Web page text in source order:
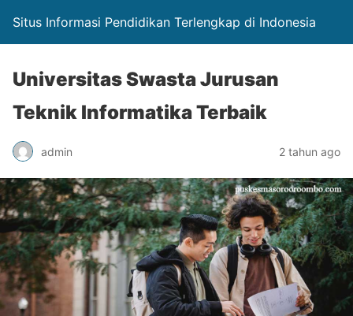
Situs Informasi Pendidikan Terlengkap di Indonesia
Universitas Swasta Jurusan
Teknik Informatika Terbaik
admin 2 tahun ago